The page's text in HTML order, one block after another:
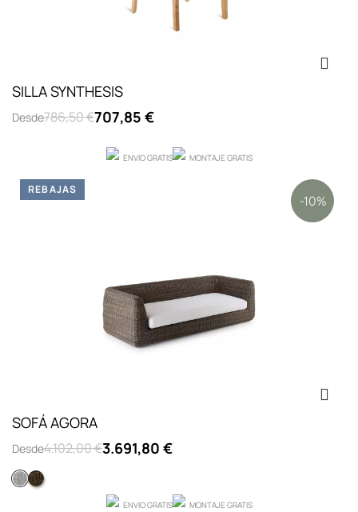
SILLA SYNTHESIS
Desde786,50 €707,85 €
ENVIO GRATIS MONTAJE GRATIS
SOFÁ AGORA
Desde4.102,00 €3.691,80 €
BLANCO
TROPICAL BROWN
ENVIO GRATIS MONTAJE GRATIS
-10%
REBAJAS